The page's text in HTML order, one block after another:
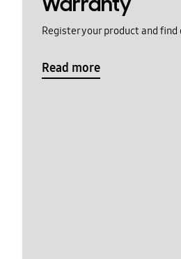
Register your product and
Read more